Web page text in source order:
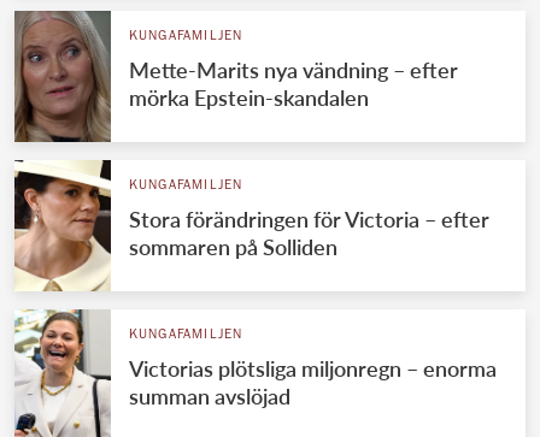
KUNGAFAMILJEN
Mette-Marits nya vändning – efter
mörka Epstein-skandalen
KUNGAFAMILJEN
Stora förändringen för Victoria – efter
sommaren på Solliden
KUNGAFAMILJEN
Victorias plötsliga miljonregn – enorma
summan avslöjad